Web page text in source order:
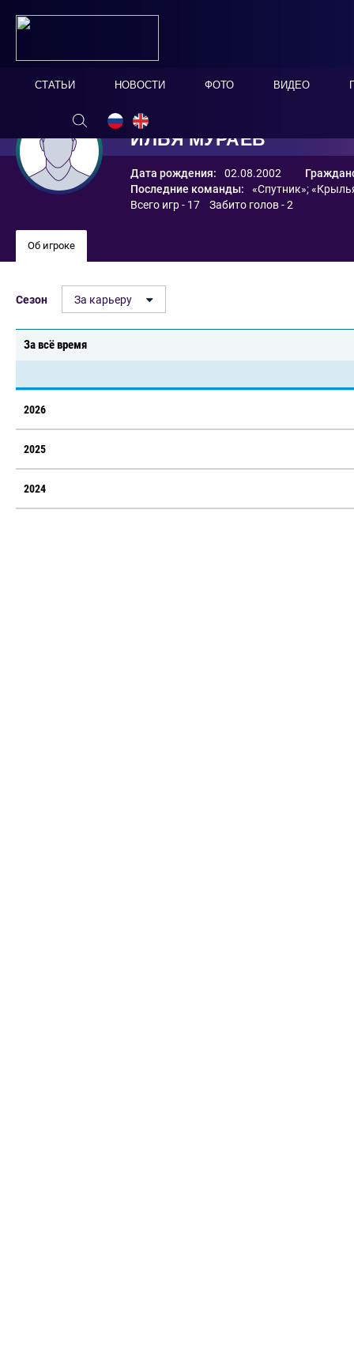
СТАТЬИ НОВОСТИ ФОТО ВИДЕО
ИЛЬЯ МУРАЕВ
Дата рождения: 02.08.2002
Последние команды:
«Спутник»;
Всего игр - 17 Забито голов - 2
Об игроке
Сезон За карьеру
За всё время
2026
2025
2024